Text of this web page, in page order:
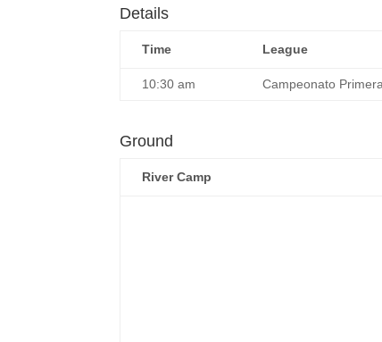
Details
Time League
10:30 am Campeonato
Ground
River Camp